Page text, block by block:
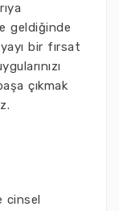
geldiğinde
bir fırsat
çıkmak
cinsel